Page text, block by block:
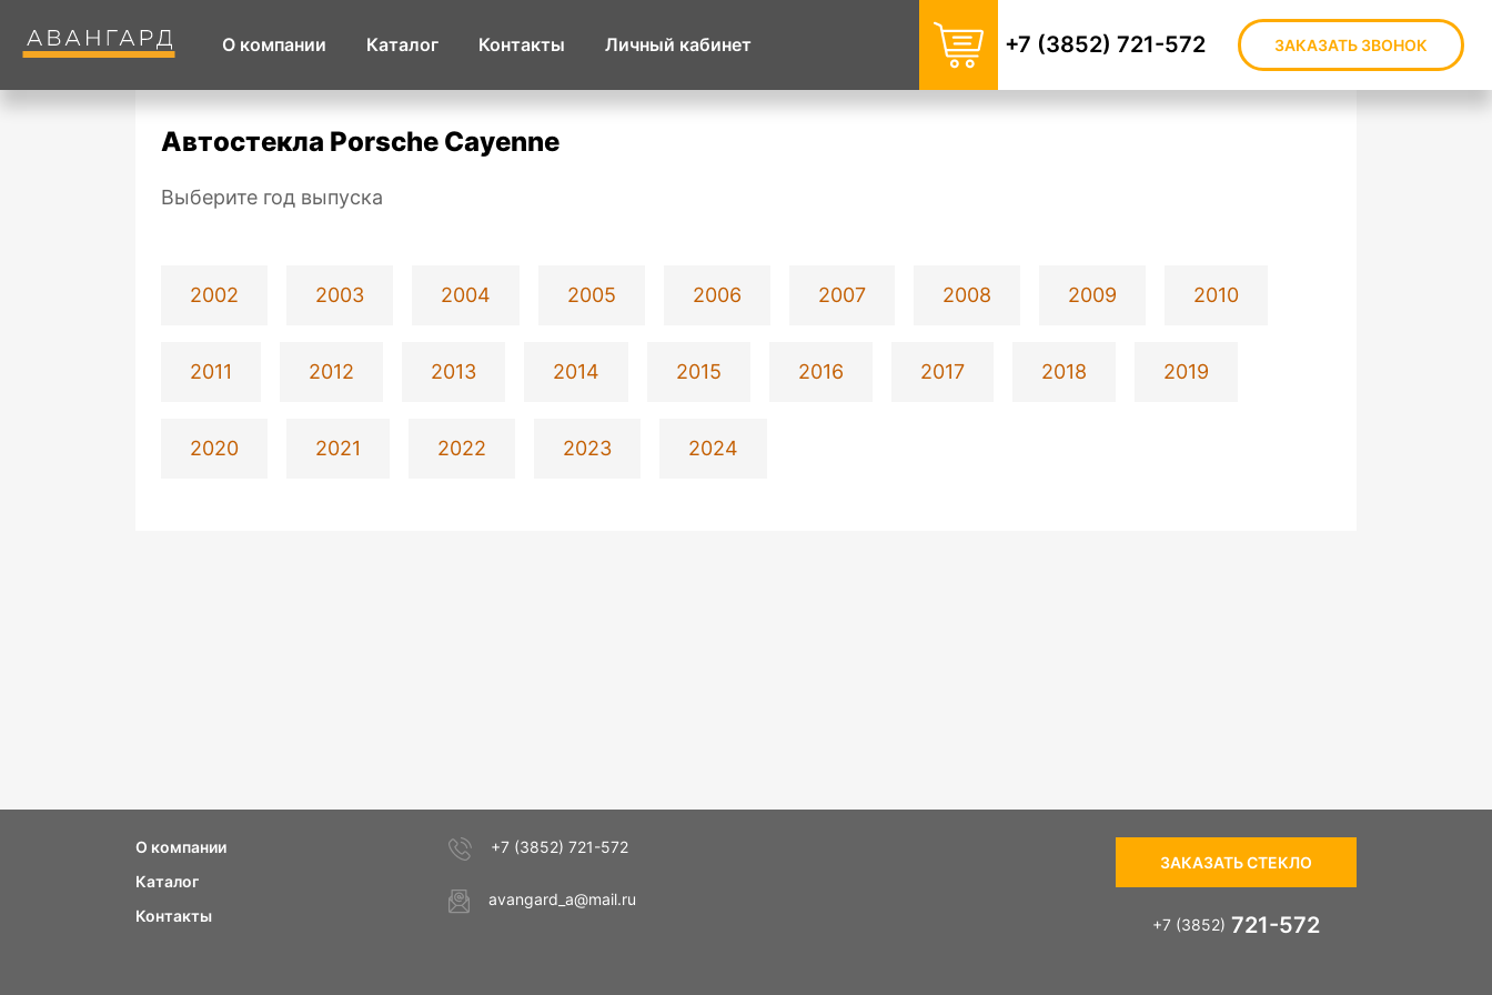
О компании Каталог Контакты Личный кабинет +7 (3852) 721-572 ЗАКАЗАТЬ ЗВОНОК
Автостекла Porsche Cayenne
Выберите год выпуска
2002 2003 2004 2005 2006 2007 2008 2009 2010
2011 2012 2013 2014 2015 2016 2017 2018 2019
2020 2021 2022 2023 2024
О компании
Каталог
Контакты
+7 (3852) 721-572
avangard_a@mail.ru
ЗАКАЗАТЬ СТЕКЛО
+7 (3852) 721-572